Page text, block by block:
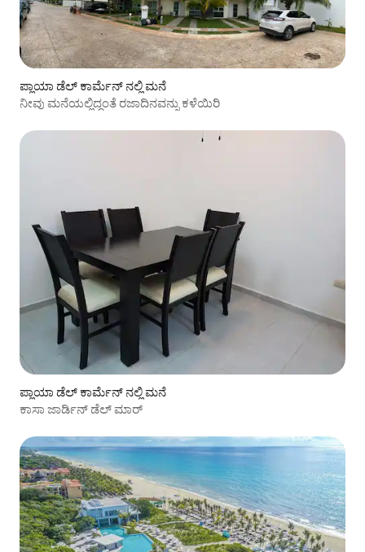
ಪ್ಲಾಯಾ ಡೆಲ್ ಕಾರ್ಮೆನ್ ನಲ್ಲಿ ಮನೆ
ನೀವು ಮನೆಯಲ್ಲಿದ್ದಂತೆ ರಜಾದಿನವನ್ನು ಕಳೆಯಿರಿ
ಪ್ಲಾಯಾ ಡೆಲ್ ಕಾರ್ಮೆನ್ ನಲ್ಲಿ ಮನೆ
ಕಾಸಾ ಜಾರ್ಡಿನ್ ಡೆಲ್ ಮಾರ್